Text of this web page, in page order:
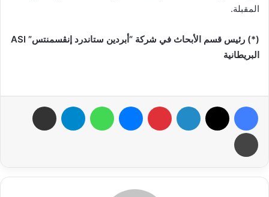
المقبلة.
(*) رئيس قسم الأبحاث في شركة “أبردين ستاندرد إنڤسمنتس” ASI
البريطانية
فيسبوك لينكدإن بينتيريست ماسنجر واتساب تيلقرام
طباعة